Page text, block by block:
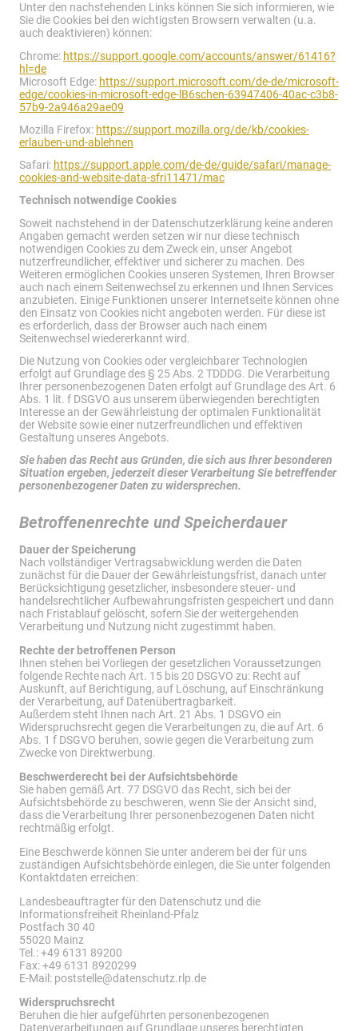
Unter den nachstehenden Links können Sie sich informieren, wie
Sie die Cookies bei den wichtigsten Browsern verwalten (u.a.
auch deaktivieren) können:
Chrome: https://support.google.com/accounts/answer/61416?
hl=de
Microsoft Edge: https://support.microsoft.com/de-de/microsoft-
edge/cookies-in-microsoft-edge-lB6schen-63947406-40ac-c3b8-
57b9-2a946a29ae09
Mozilla Firefox: https://support.mozilla.org/de/kb/cookies-
erlauben-und-ablehnen
Safari: https://support.apple.com/de-de/guide/safari/manage-
cookies-and-website-data-sfri11471/mac
Technisch notwendige Cookies
Soweit nachstehend in der Datenschutzerklärung keine anderen
Angaben gemacht werden setzen wir nur diese technisch
notwendigen Cookies zu dem Zweck ein, unser Angebot
nutzerfreundlicher, effektiver und sicherer zu machen. Des
Weiteren ermöglichen Cookies unseren Systemen, Ihren Browser
auch nach einem Seitenwechsel zu erkennen und Ihnen Services
anzubieten. Einige Funktionen unserer Internetseite können ohne
den Einsatz von Cookies nicht angeboten werden. Für diese ist
es erforderlich, dass der Browser auch nach einem
Seitenwechsel wiedererkannt wird.
Die Nutzung von Cookies oder vergleichbarer Technologien
erfolgt auf Grundlage des § 25 Abs. 2 TDDDG. Die Verarbeitung
Ihrer personenbezogenen Daten erfolgt auf Grundlage des Art. 6
Abs. 1 lit. f DSGVO aus unserem überwiegenden berechtigten
Interesse an der Gewährleistung der optimalen Funktionalität
der Website sowie einer nutzerfreundlichen und effektiven
Gestaltung unseres Angebots.
Sie haben das Recht aus Gründen, die sich aus Ihrer besonderen
Situation ergeben, jederzeit dieser Verarbeitung Sie betreffender
personenbezogener Daten zu widersprechen.
Betroffenenrechte und Speicherdauer
Dauer der Speicherung
Nach vollständiger Vertragsabwicklung werden die Daten
zunächst für die Dauer der Gewährleistungsfrist, danach unter
Berücksichtigung gesetzlicher, insbesondere steuer- und
handelsrechtlicher Aufbewahrungsfristen gespeichert und dann
nach Fristablauf gelöscht, sofern Sie der weitergehenden
Verarbeitung und Nutzung nicht zugestimmt haben.
Rechte der betroffenen Person
Ihnen stehen bei Vorliegen der gesetzlichen Voraussetzungen
folgende Rechte nach Art. 15 bis 20 DSGVO zu: Recht auf
Auskunft, auf Berichtigung, auf Löschung, auf Einschränkung
der Verarbeitung, auf Datenübertragbarkeit.
Außerdem steht Ihnen nach Art. 21 Abs. 1 DSGVO ein
Widerspruchsrecht gegen die Verarbeitungen zu, die auf Art. 6
Abs. 1 f DSGVO beruhen, sowie gegen die Verarbeitung zum
Zwecke von Direktwerbung.
Beschwerderecht bei der Aufsichtsbehörde
Sie haben gemäß Art. 77 DSGVO das Recht, sich bei der
Aufsichtsbehörde zu beschweren, wenn Sie der Ansicht sind,
dass die Verarbeitung Ihrer personenbezogenen Daten nicht
rechtmäßig erfolgt.
Eine Beschwerde können Sie unter anderem bei der für uns
zuständigen Aufsichtsbehörde einlegen, die Sie unter folgenden
Kontaktdaten erreichen:
Landesbeauftragter für den Datenschutz und die
Informationsfreiheit Rheinland-Pfalz
Postfach 30 40
55020 Mainz
Tel.: +49 6131 89200
Fax: +49 6131 8920299
E-Mail: poststelle@datenschutz.rlp.de
Widerspruchsrecht
Beruhen die hier aufgeführten personenbezogenen
Datenverarbeitungen auf Grundlage unseres berechtigten